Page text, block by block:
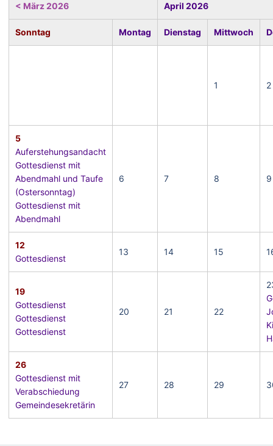
< März 2026 April 2026
Sonntag Montag Dienstag Mittwoch
1 2
5
Auferstehungsandacht
Gottesdienst mit
Abendmahl und Taufe
(Ostersonntag)
Gottesdienst mit
Abendmahl
6 7 8 9
12
Gottesdienst
13 14 15
19
Gottesdienst
Gottesdienst
Gottesdienst
20 21 22
26
Gottesdienst mit
Verabschiedung
Gemeindesekretärin
27 28 29